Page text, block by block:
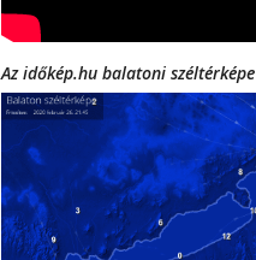
Az időkép.hu balatoni széltérképe